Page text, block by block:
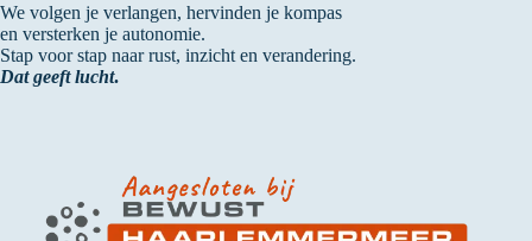
We volgen je verlangen, hervinden je kompas
en versterken je autonomie.
Stap voor stap naar rust, inzicht en verandering.
Dat geeft lucht.